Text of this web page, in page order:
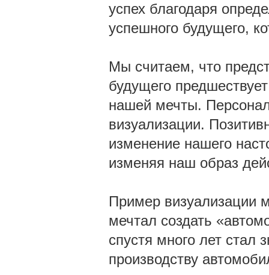
успех благодаря
успешного будущего,
Мы считаем, что
будущего
нашей мечты.
визуализации.
изменение нашего
изменяя наш образ
Пример визуализации
мечтал создать
спустя много лет стал
производству